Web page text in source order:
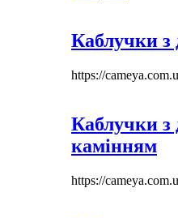
Каблучки з
https://
Каблучки з
камінням
https://